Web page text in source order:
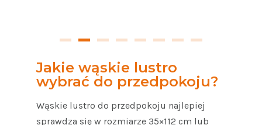
Jakie wąskie lustro
wybrać do przedpokoju?
Wąskie lustro do przedpokoju najlepiej
sprawdza się w rozmiarze 35×112 cm lub